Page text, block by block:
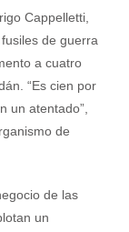
Cappelletti,
de guerra
a cuatro
“Es cien por
un atentado”,
de
de las
un